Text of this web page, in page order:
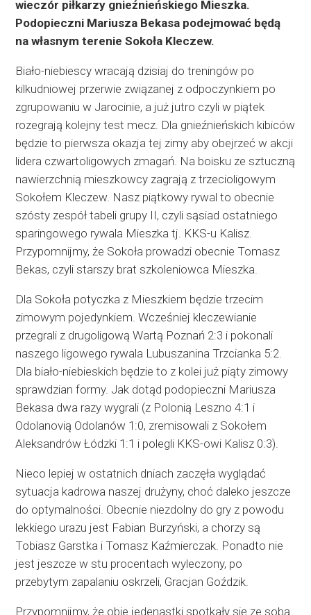
wieczór piłkarzy gnieźnieńskiego Mieszka.
Podopieczni Mariusza Bekasa podejmować będą
na własnym terenie Sokoła Kleczew.
Biało-niebiescy wracają dzisiaj do treningów po
kilkudniowej przerwie związanej z odpoczynkiem po
zgrupowaniu w Jarocinie, a już jutro czyli w piątek
rozegrają kolejny test mecz. Dla gnieźnieńskich kibiców
będzie to pierwsza okazja tej zimy aby obejrzeć w akcji
lidera czwartoligowych zmagań. Na boisku ze sztuczną
nawierzchnią mieszkowcy zagrają z trzecioligowym
Sokołem Kleczew. Nasz piątkowy rywal to obecnie
szósty zespół tabeli grupy II, czyli sąsiad ostatniego
sparingowego rywala Mieszka tj. KKS-u Kalisz.
Przypomnijmy, że Sokoła prowadzi obecnie Tomasz
Bekas, czyli starszy brat szkoleniowca Mieszka.
Dla Sokoła potyczka z Mieszkiem będzie trzecim
zimowym pojedynkiem. Wcześniej kleczewianie
przegrali z drugoligową Wartą Poznań 2:3 i pokonali
naszego ligowego rywala Lubuszanina Trzcianka 5:2.
Dla biało-niebieskich będzie to z kolei już piąty zimowy
sprawdzian formy. Jak dotąd podopieczni Mariusza
Bekasa dwa razy wygrali (z Polonią Leszno 4:1 i
Odolanovią Odolanów 1:0, zremisowali z Sokołem
Aleksandrów Łódzki 1:1 i polegli KKS-owi Kalisz 0:3).
Nieco lepiej w ostatnich dniach zaczęła wyglądać
sytuacja kadrowa naszej drużyny, choć daleko jeszcze
do optymalności. Obecnie niezdolny do gry z powodu
lekkiego urazu jest Fabian Burzyński, a chorzy są
Tobiasz Garstka i Tomasz Kaźmierczak. Ponadto nie
jest jeszcze w stu procentach wyleczony, po
przebytym zapalaniu oskrzeli, Gracjan Goździk.
Przypomnijmy, że obie jedenastki spotkały się ze sobą